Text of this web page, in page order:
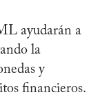
ayudarán a
la
y
financieros.